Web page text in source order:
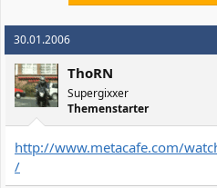
30.01.2006
ThoRN
Supergixxer
Themenstarter
http://www.metacafe.com/
/